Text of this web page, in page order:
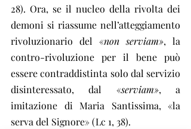
28). Ora, se il nucleo della rivolta dei
demoni si riassume nell’atteggiamento
rivoluzionario del «non serviam», la
contro-rivoluzione per il bene può
essere contraddistinta solo dal servizio
disinteressato, dal «serviam», a
imitazione di Maria Santissima, «la
serva del Signore» (Lc 1, 38).